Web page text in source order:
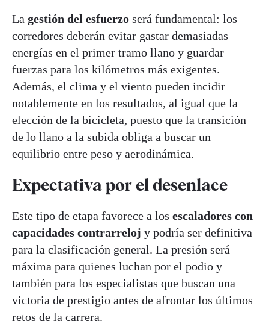
La gestión del esfuerzo será fundamental: los
corredores deberán evitar gastar demasiadas
energías en el primer tramo llano y guardar
fuerzas para los kilómetros más exigentes.
Además, el clima y el viento pueden incidir
notablemente en los resultados, al igual que la
elección de la bicicleta, puesto que la transición
de lo llano a la subida obliga a buscar un
equilibrio entre peso y aerodinámica.
Expectativa por el desenlace
Este tipo de etapa favorece a los escaladores con
capacidades contrarreloj y podría ser definitiva
para la clasificación general. La presión será
máxima para quienes luchan por el podio y
también para los especialistas que buscan una
victoria de prestigio antes de afrontar los últimos
retos de la carrera.